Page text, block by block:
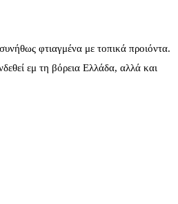
φτιαγμένα με τοπικά προιόντα.
εμ τη βόρεια Ελλάδα, αλλά και